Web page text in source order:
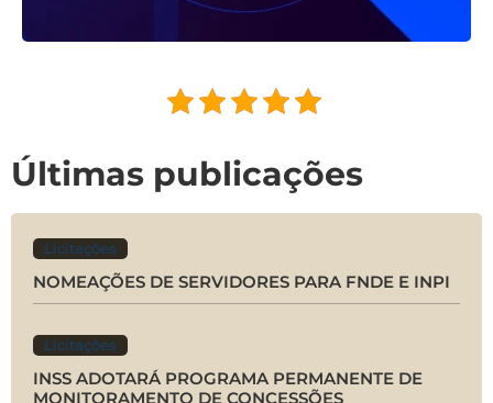
Últimas publicações
Licitações
NOMEAÇÕES DE SERVIDORES PARA FNDE E INPI
Licitações
INSS ADOTARÁ PROGRAMA PERMANENTE DE
MONITORAMENTO DE CONCESSÕES